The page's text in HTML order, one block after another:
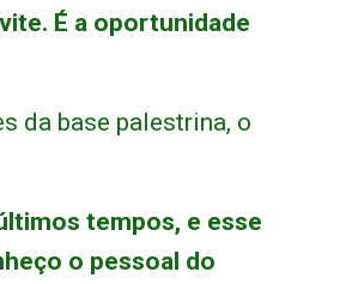
É a oportunidade
da base palestrina, o
tempos, e esse
o pessoal do